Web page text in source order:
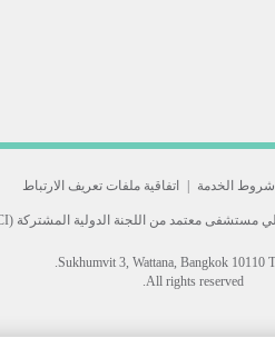
شروط الخدمة | اتفاقية ملفات تعريف الارتباط
مستشفى معتمد من اللجنة الدولية المشتركة (JCI)
All rights reserved.